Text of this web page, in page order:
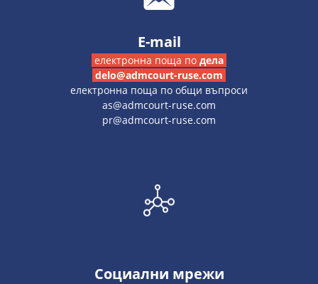
E-mail
електронна поща по дела
delo@admcourt-ruse.com
електронна поща по общи въпроси
as@admcourt-ruse.com
pr@admcourt-ruse.com
Социални мрежи